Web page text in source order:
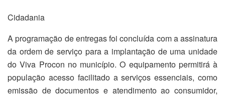
Cidadania
A programação de entregas foi concluída com a assinatura
da ordem de serviço para a implantação de uma unidade
do Viva Procon no município. O equipamento permitirá à
população acesso facilitado a serviços essenciais, como
emissão de documentos e atendimento ao consumidor,